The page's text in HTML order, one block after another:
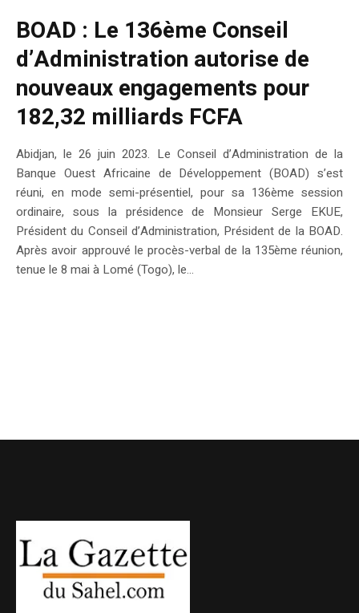
BOAD : Le 136ème Conseil
d’Administration autorise de
nouveaux engagements pour
182,32 milliards FCFA
Abidjan, le 26 juin 2023. Le Conseil d’Administration de la
Banque Ouest Africaine de Développement (BOAD) s’est
réuni, en mode semi-présentiel, pour sa 136ème session
ordinaire, sous la présidence de Monsieur Serge EKUE,
Président du Conseil d’Administration, Président de la BOAD.
Après avoir approuvé le procès-verbal de la 135ème réunion,
tenue le 8 mai à Lomé (Togo), le...